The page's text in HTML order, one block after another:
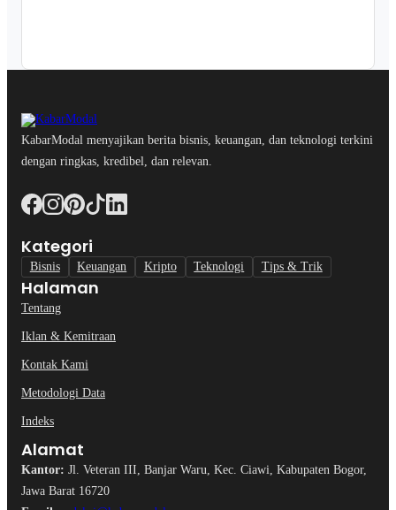
KabarModal menyajikan berita bisnis, keuangan, dan teknologi terkini
dengan ringkas, kredibel, dan relevan.
Kategori
Bisnis Keuangan Kripto Teknologi Tips & Trik
Halaman
Tentang
Iklan & Kemitraan
Kontak Kami
Metodologi Data
Indeks
Alamat
Kantor: Jl. Veteran III, Banjar Waru, Kec. Ciawi, Kabupaten Bogor,
Jawa Barat 16720